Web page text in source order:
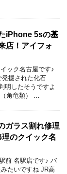
iPhone 5sの基
店！アイフォ
ック名古屋です♪
発掘された化石
明したそうですよ
（角竜類） …
ガラス割れ修理
のクイック名
前 名駅店です♪ バ
たいですね JR高